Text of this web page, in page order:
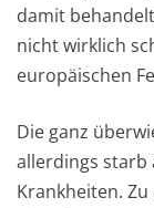
damit
nicht wirklich
europäischen
Die ganz
allerdings starb
Krankheiten.